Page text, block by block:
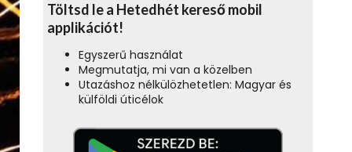
Töltsd le a Hetedhét kereső mobil
applikációt!
Egyszerű használat
Megmutatja, mi van a közelben
Utazáshoz nélkülözhetetlen: Magyar és
külföldi úticélok